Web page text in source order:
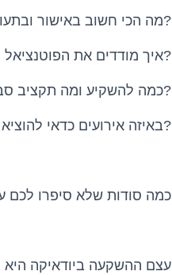
?מה הכי חשוב באישור
?איך מודדים את
?כמה להשקיע ומה תקציב
?באיזה אירועים כדאי
כמה סודות שלא סיפרו לכם
עצם ההשקעה ביודאיקה היא